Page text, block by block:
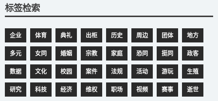
标签检索
企业 体育 典礼 出柜 历史 周边 团体 地方
多元 女同 婚姻 宗教 家庭 恐同 挺同 政客
数据 文化 校园 案件 法规 活动 游玩 生殖
研究 科技 经济 维权 职场 视频 赛事 逝世